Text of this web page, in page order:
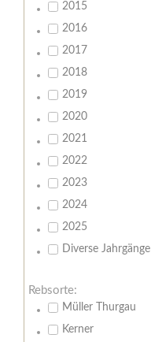
2015
2016
2017
2018
2019
2020
2021
2022
2023
2024
2025
Diverse Jahrgänge
Rebsorte:
Müller Thurgau
Kerner